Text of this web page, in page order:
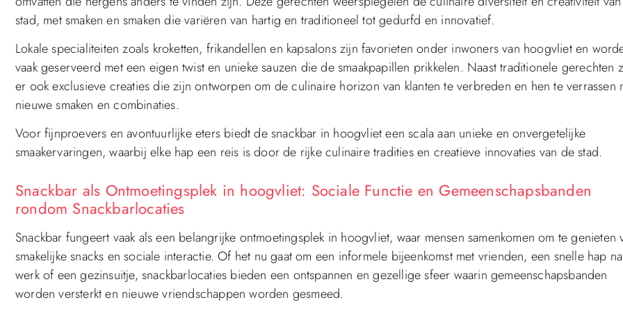
stad, met smaken en smaken die variëren van hartig en traditioneel tot gedurfd en innovatief.
Lokale specialiteiten zoals kroketten, frikandellen en kapsalons zijn favorieten onder inwoners van hoogvliet en
vaak geserveerd met een eigen twist en unieke sauzen die de smaakpapillen prikkelen. Naast traditionele gerechten
er ook exclusieve creaties die zijn ontworpen om de culinaire horizon van klanten te verbreden en hen te verrassen
nieuwe smaken en combinaties.
Voor fijnproevers en avontuurlijke eters biedt de snackbar in hoogvliet een scala aan unieke en onvergetelijke
smaakervaringen, waarbij elke hap een reis is door de rijke culinaire tradities en creatieve innovaties van de stad.
Snackbar als Ontmoetingsplek in hoogvliet: Sociale Functie en Gemeenschapsbanden
rondom Snackbarlocaties
Snackbar fungeert vaak als een belangrijke ontmoetingsplek in hoogvliet, waar mensen samenkomen om te genieten
smakelijke snacks en sociale interactie. Of het nu gaat om een informele bijeenkomst met vrienden, een snelle hap
werk of een gezinsuitje, snackbarlocaties bieden een ontspannen en gezellige sfeer waarin gemeenschapsbanden
worden versterkt en nieuwe vriendschappen worden gesmeed.